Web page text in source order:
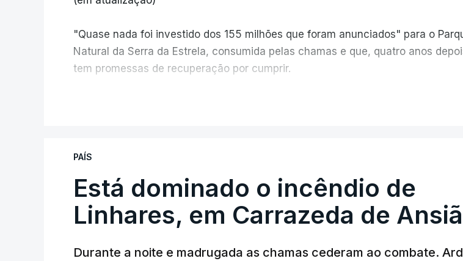
"Quase nada foi investido dos 155 milhões que foram anunciados" para o
Natural da Serra da Estrela, consumida pelas chamas e que, quatro anos
tem promessas de recuperação por cumprir.
ERRO 100
ERROR ON HTML5 MEDIA ELEMENT
PAÍS
Está dominado o incêndio de
Linhares, em Carrazeda de
Durante a noite e madrugada as chamas cederam ao combate.